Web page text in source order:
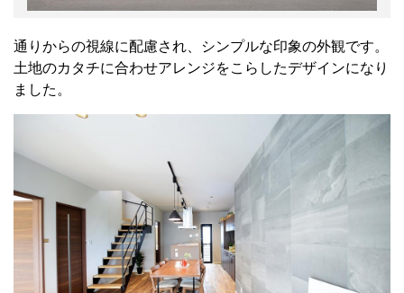
通りからの視線に配慮され、シンプルな印象の外観です。
土地のカタチに合わせアレンジをこらしたデザインになり
ました。